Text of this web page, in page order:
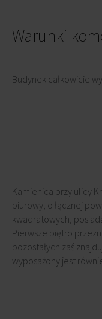
Warunki
Budynek całkowicie
Kamienica przy ulicy
biurowy, o łącznej
kwadratowych,
Pierwsze piętro
pozostałych zaś
wyposażony jest